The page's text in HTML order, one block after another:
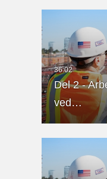
Del 2 -
ved…